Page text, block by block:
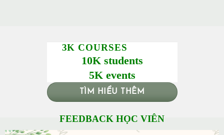
3K COURSES
10K students
5K events
TÌM HIỂU THÊM
FEEDBACK HỌC VIÊN